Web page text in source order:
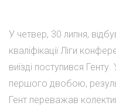
У четвер, 30 липня,
кваліфікації Ліги
виїзді поступився
першого двобою,
Гент переважав